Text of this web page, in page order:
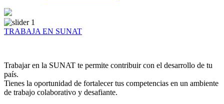
TRABAJA EN SUNAT
Trabajar en la SUNAT te permite contribuir con el desarrollo de tu
país.
Tienes la oportunidad de fortalecer tus competencias en un ambiente
de trabajo colaborativo y desafiante.